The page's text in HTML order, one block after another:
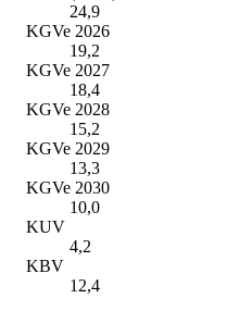
24,9
KGVe 2026
19,2
KGVe 2027
18,4
KGVe 2028
15,2
KGVe 2029
13,3
KGVe 2030
10,0
KUV
4,2
KBV
12,4